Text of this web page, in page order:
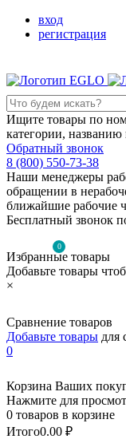
вход
регистрация
Ищите товары по
категории, названию
Обратный звонок
8 (800) 550-73-38
Наши менеджеры
обращении в
ближайшие рабочие
Бесплатный звонок
0
Избранные товары
Добавьте товары
×
Сравнение товаров
Добавьте товары для
0
Корзина Ваших
Нажмите для
0 товаров в корзине
Итого0.00 ₽